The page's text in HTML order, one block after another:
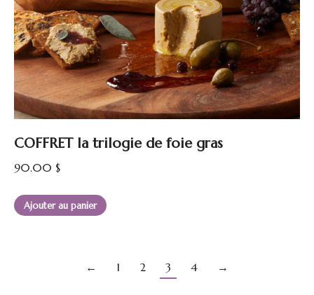
COFFRET la trilogie de foie gras
90.00 $
Ajouter au panier
← 1 2 3 4 →